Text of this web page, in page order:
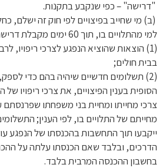
"דרישה" – כפי שנקבע בתקנות.
(ב) מי שחייב בפיצויים לפי חוק זה ישלם,
למי מהתלויים בו, תוך 60 ימים מקבלת דרישתו בכתב –
(1) הוצאות שהוציא הנפגע לצרכי ריפויו,
בבית חולים;
(2) תשלומים חדשיים שיהיה בהם כדי
הסופית בענין הפיצויים, את צרכי ריפויו של
צרכי מחייתו ומחיית בני משפחתו שפרנסתם
מחייתם של התלויים בו, לפי הענין;
ייקבעו תוך התחשבות בהכנסתו של הנפגע
הדרכים, ובלבד שאם הכנסתו עלתה על
בחשבון ההכנסה המרבית בלבד.